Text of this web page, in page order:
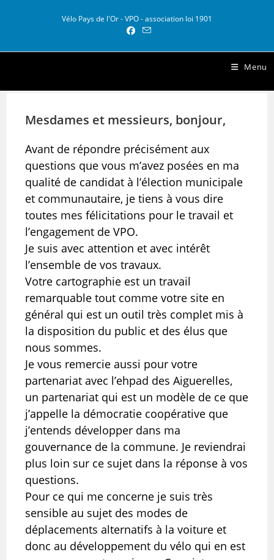
Vélo Pays de l'Or - VPO - association loi 1901
Menu
Mesdames et messieurs, bonjour,
Avant de répondre précisément aux
questions que vous m’avez posées en ma
qualité de candidat à l’élection municipale
et communautaire, je tiens à vous dire
toutes mes félicitations pour le travail et
l’engagement de VPO.
Je suis avec attention et avec intérêt
l’ensemble de vos travaux.
Votre cartographie est un travail
remarquable tout comme votre site en
général qui est un outil très complet mis à
la disposition du public et des élus que
nous sommes.
Je vous remercie aussi pour votre
partenariat avec l’ehpad des Aiguerelles,
un partenariat qui est un modèle de ce que
j’appelle la démocratie coopérative que
j’entends développer dans ma
gouvernance de la commune. Je reviendrai
plus loin sur ce sujet dans la réponse à vos
questions.
Pour ce qui me concerne je suis très
sensible au sujet des modes de
déplacements alternatifs à la voiture et
donc au développement du vélo qui en est